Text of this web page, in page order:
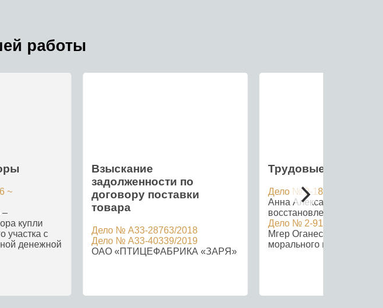
работы
~
–
купли
участка с
денежной
Взыскание
задолженности по
договору поставки
товара
Дело № А33-28763/2018
Дело № А33-40339/2019
ОАО «ПТИЦЕФАБРИКА «ЗАРЯ»
Трудовые споры
Дело № 2-1813/2019
Анна Александровна –
восстановление на
Дело № 2-9133/2019
Мгер Оганесович –
морального вреда.